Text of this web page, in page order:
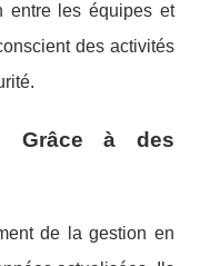
entre les équipes et
des activités
Grâce à des
de la gestion en